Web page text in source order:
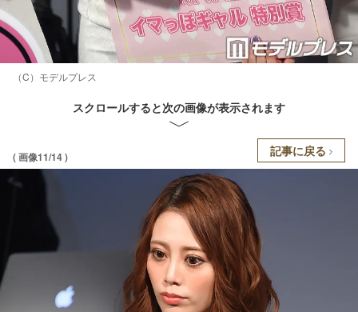
（C）モデルプレス
スクロールすると次の画像が表示されます
( 画像11/14 ) 記事に戻る